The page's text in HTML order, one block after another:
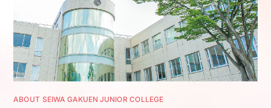
ABOUT SEIWA GAKUEN JUNIOR COLLEGE